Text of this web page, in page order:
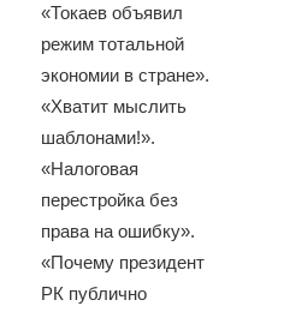
«Токаев объявил
режим тотальной
экономии в стране».
«Хватит мыслить
шаблонами!».
«Налоговая
перестройка без
права на ошибку».
«Почему президент
РК публично